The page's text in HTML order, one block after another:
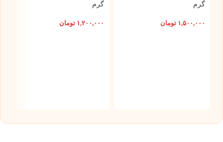
گرم
۱,۵۰۰,۰۰۰ تومان
گرم
۱,۲۰۰,۰۰۰ تومان